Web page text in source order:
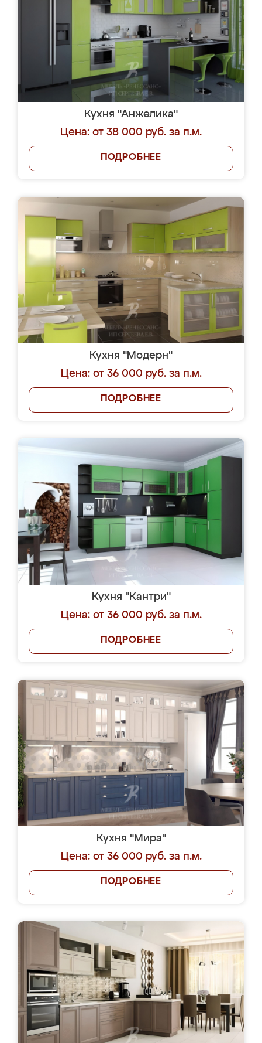
Кухня "Анжелика"
Цена: от 38 000 руб. за п.м.
ПОДРОБНЕЕ
Кухня "Модерн"
Цена: от 36 000 руб. за п.м.
ПОДРОБНЕЕ
Кухня "Кантри"
Цена: от 36 000 руб. за п.м.
ПОДРОБНЕЕ
Кухня "Мира"
Цена: от 36 000 руб. за п.м.
ПОДРОБНЕЕ